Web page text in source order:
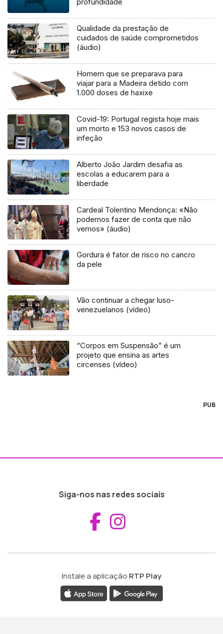
Qualidade da prestação de
cuidados de saúde comprometidos
(áudio)
Homem que se preparava para
viajar para a Madeira detido com
1.000 doses de haxixe
Covid-19: Portugal regista hoje mais
um morto e 153 novos casos de
infeção
Alberto João Jardim desafia as
escolas a educarem para a
liberdade
Cardeal Tolentino Mendonça: «Não
podemos fazer de conta que não
vemos» (áudio)
Gordura é fator de risco no cancro
da pele
Vão continuar a chegar luso-
venezuelanos (vídeo)
“Corpos em Suspensão” é um
projeto que ensina as artes
circenses (vídeo)
PUB
Siga-nos nas redes sociais
Aceder ao
Instale a aplicação RTP Play